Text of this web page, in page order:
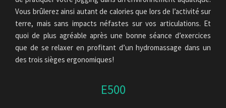
Vous brûlerez ainsi autant de calories que lors de l’activité sur
terre, mais sans impacts néfastes sur vos articulations. Et
quoi de plus agréable après une bonne séance d’exercices
que de se relaxer en profitant d’un hydromassage dans un
des trois sièges ergonomiques!
E500